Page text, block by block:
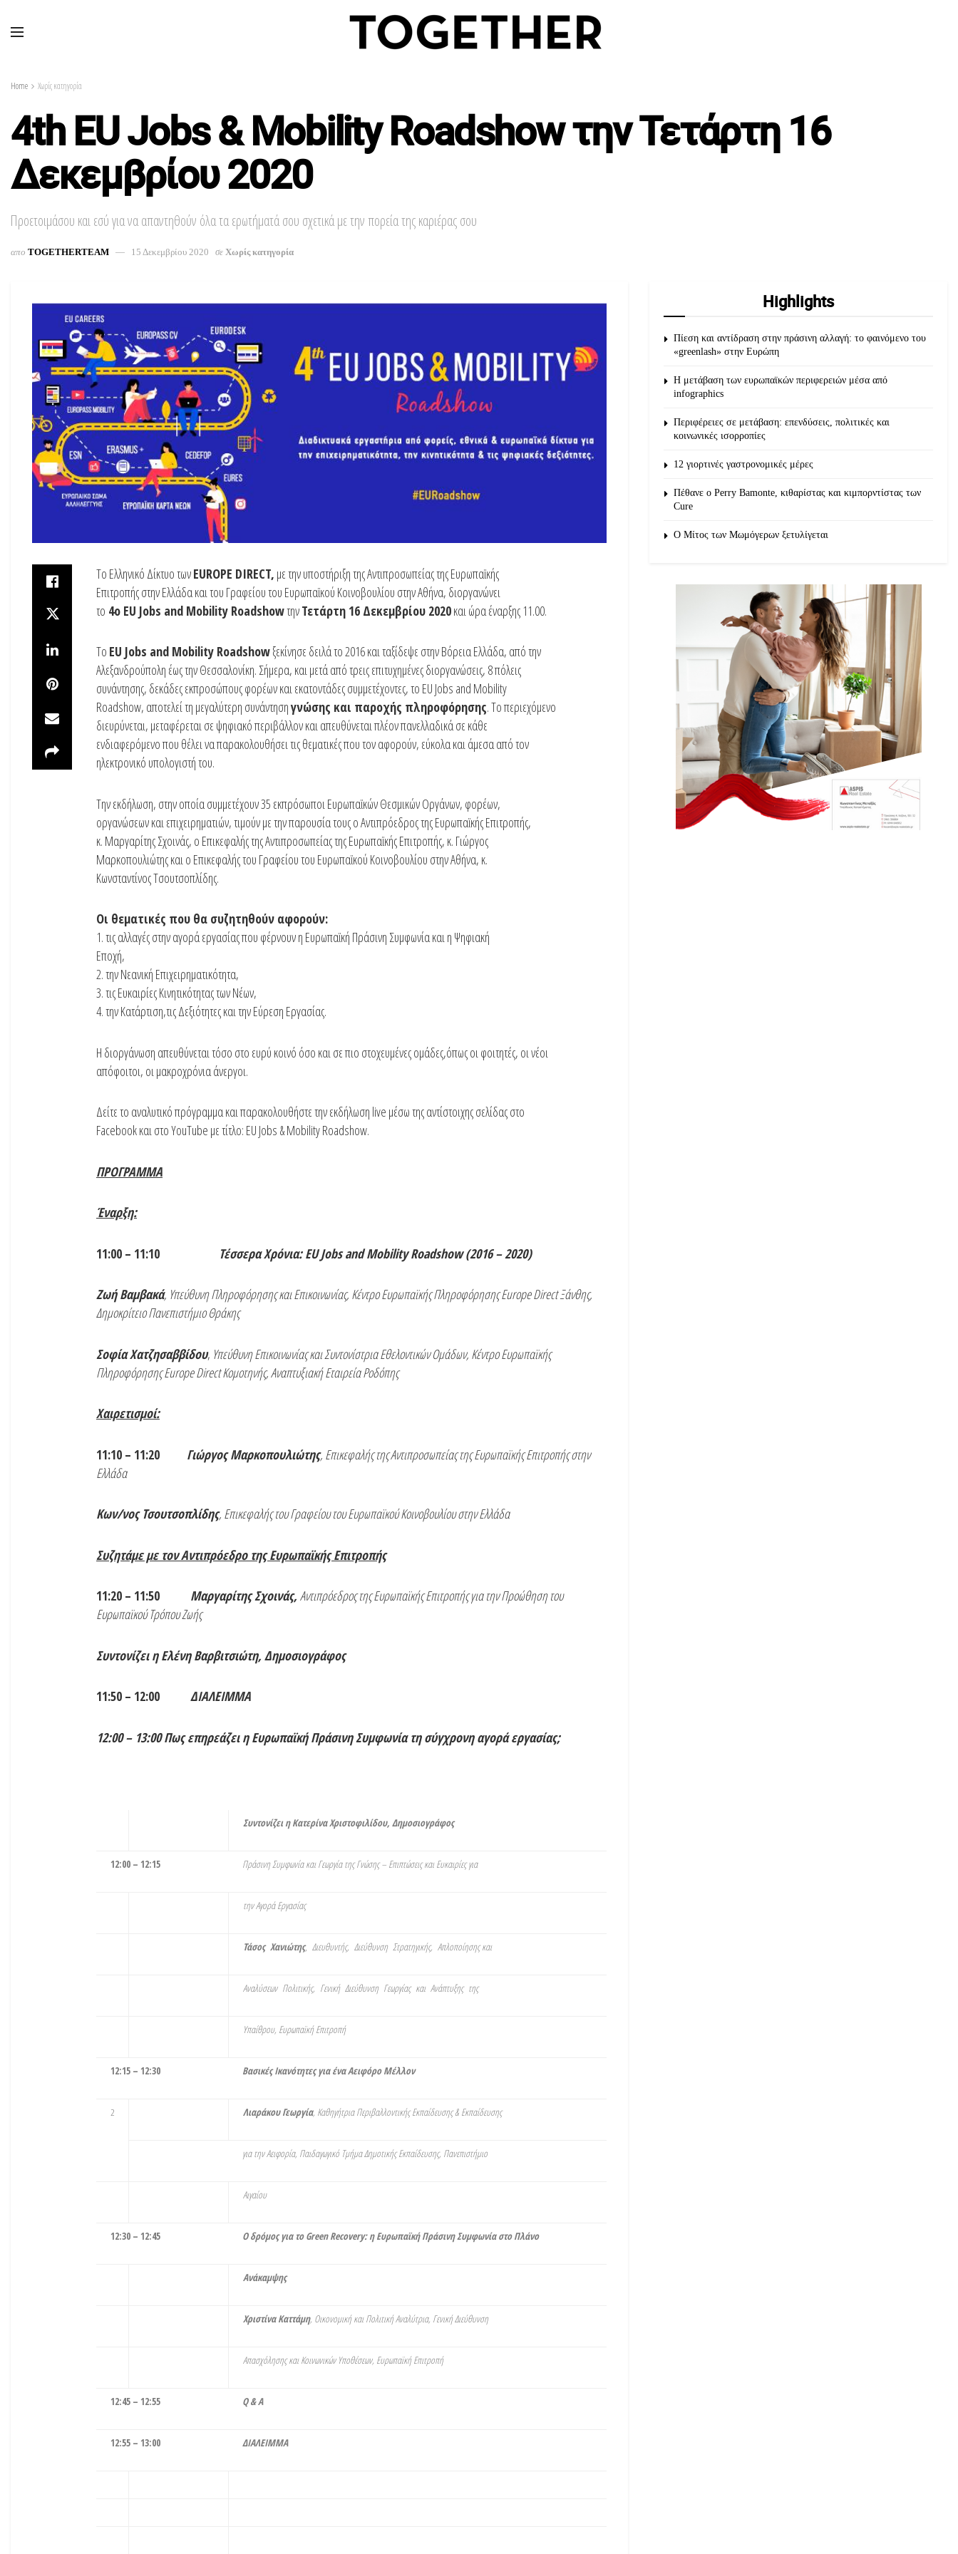
Home Χωρίς κατηγορία
4th EU Jobs & Mobility Roadshow την Τετάρτη 16
Δεκεμβρίου 2020
Προετοιμάσου και εσύ για να απαντηθούν όλα τα ερωτήματά σου σχετικά με την πορεία της καριέρας σου
απο TOGETHERTEAM 15 Δεκεμβρίου 2020 σε Χωρίς κατηγορία
Το Ελληνικό Δίκτυο τωνEUROPE DIRECT, με την υποστήριξη της Αντιπροσωπείας της Ευρωπαϊκής
Επιτροπής στην Ελλάδα και του Γραφείου του Ευρωπαϊκού Κοινοβουλίου στην Αθήνα, διοργανώνει
το 4ο EU Jobs and Mobility RoadshowτηνΤετάρτη 16 Δεκεμβρίου 2020και ώρα έναρξης 11.00.
Το EU Jobs and Mobility Roadshowξεκίνησε δειλά το 2016 και ταξίδεψε στην Βόρεια Ελλάδα, από την
Αλεξανδρούπολη έως την Θεσσαλονίκη. Σήμερα, και μετά από τρεις επιτυχημένες διοργανώσεις, 8 πόλεις
συνάντησης, δεκάδες εκπροσώπους φορέων και εκατοντάδες συμμετέχοντες, το EU Jobs and Mobility
Roadshow, αποτελεί τη μεγαλύτερη συνάντησηγνώσης και παροχής πληροφόρησης. Tο περιεχόμενο
διευρύνεται, μεταφέρεται σε ψηφιακό περιβάλλον και απευθύνεται πλέον πανελλαδικά σε κάθε
ενδιαφερόμενο που θέλει να παρακολουθήσει τις θεματικές που τον αφορούν, εύκολα και άμεσα από τον
ηλεκτρονικό υπολογιστή του.
Την εκδήλωση, στην οποία συμμετέχουν 35 εκπρόσωποι Ευρωπαϊκών Θεσμικών Οργάνων, φορέων,
οργανώσεων και επιχειρηματιών, τιμούν με την παρουσία τους ο Αντιπρόεδρος της Ευρωπαϊκής Επιτροπής,
κ. Μαργαρίτης Σχοινάς, ο Επικεφαλής της Αντιπροσωπείας της Ευρωπαϊκής Επιτροπής, κ. Γιώργος
Μαρκοπουλιώτης και ο Επικεφαλής του Γραφείου του Ευρωπαϊκού Κοινοβουλίου στην Αθήνα, κ.
Κωνσταντίνος Τσουτσοπλίδης.
Οι θεματικές που θα συζητηθούν αφορούν:
1. τις αλλαγές στην αγορά εργασίας που φέρνουν η Ευρωπαϊκή Πράσινη Συμφωνία και η Ψηφιακή
Εποχή,
2. την Νεανική Επιχειρηματικότητα,
3. τις Ευκαιρίες Κινητικότητας των Νέων,
4. την Κατάρτιση,τις Δεξιότητες και την Εύρεση Εργασίας.
Η διοργάνωση απευθύνεται τόσο στο ευρύ κοινό όσο και σε πιο στοχευμένες ομάδες,όπως οι φοιτητές, οι νέοι
απόφοιτοι, οι μακροχρόνια άνεργοι.
Δείτε το αναλυτικό πρόγραμμα και παρακολουθήστε την εκδήλωση live μέσω της αντίστοιχης σελίδας στο
Facebook και στο YouTube με τίτλο: EU Jobs & Mobility Roadshow.
ΠΡΟΓΡΑΜΜΑ
Έναρξη:
11:00 – 11:10 Τέσσερα Χρόνια: EU Jobs and Mobility Roadshow (2016 – 2020)
Ζωή Βαμβακά, Υπεύθυνη Πληροφόρησης και Επικοινωνίας, Κέντρο Ευρωπαϊκής Πληροφόρησης Εurope Direct Ξάνθης,
Δημοκρίτειο Πανεπιστήμιο Θράκης
Σοφία Χατζησαββίδου, Υπεύθυνη Επικοινωνίας και Συντονίστρια Εθελοντικών Ομάδων, Κέντρο Ευρωπαϊκής
Πληροφόρησης Εurope Direct Κομοτηνής, Αναπτυξιακή Εταιρεία Ροδόπης
Χαιρετισμοί:
11:10 – 11:20 Γιώργος Μαρκοπουλιώτης, Επικεφαλής της Αντιπροσωπείας της Ευρωπαϊκής Επιτροπής στην
Ελλάδα
Κων/νος Τσουτσοπλίδης, Επικεφαλής του Γραφείου του Ευρωπαϊκού Κοινοβουλίου στην Ελλάδα
Συζητάμε με τον Αντιπρόεδρο της Ευρωπαϊκής Επιτροπής
11:20 – 11:50 Μαργαρίτης Σχοινάς, Αντιπρόεδρος της Ευρωπαϊκής Επιτροπής για την Προώθηση του
Ευρωπαϊκού Τρόπου Ζωής
Συντονίζει η Ελένη Βαρβιτσιώτη, Δημοσιογράφος
11:50 – 12:00 ΔΙΑΛΕΙΜΜΑ
12:00 – 13:00Πως επηρεάζει η Ευρωπαϊκή Πράσινη Συμφωνία τη σύγχρονη αγορά εργασίας;
Συντονίζει η Κατερίνα Χριστοφιλίδου, Δημοσιογράφος
12:00 – 12:15 Πράσινη Συμφωνία και Γεωργία της Γνώσης – Επιπτώσεις και Ευκαιρίες για
την Αγορά Εργασίας
Τάσος Χανιώτης, Διευθυντής, Διεύθυνση Στρατηγικής, Απλοποίησης και
Αναλύσεων Πολιτικής, Γενική Διεύθυνση Γεωργίας και Ανάπτυξης της
Υπαίθρου, Ευρωπαϊκή Επιτροπή
12:15 – 12:30 Βασικές Ικανότητες για ένα Αειφόρο Μέλλον
2 Λιαράκου Γεωργία, Καθηγήτρια Περιβαλλοντικής Εκπαίδευσης & Εκπαίδευσης
για την Αειφορία, Παιδαγωγικό Τμήμα Δημοτικής Εκπαίδευσης, Πανεπιστήμιο
Αιγαίου
12:30 – 12:45 Ο δρόμος για το Green Recovery: η Ευρωπαϊκή Πράσινη Συμφωνία στο Πλάνο
Ανάκαμψης
Χριστίνα Καττάμη, Οικονομική και Πολιτική Αναλύτρια, Γενική Διεύθυνση
Απασχόλησης και Κοινωνικών Υποθέσεων, Ευρωπαϊκή Επιτροπή
12:45 – 12:55 Q & A
12:55 – 13:00 ΔΙΑΛΕΙΜΜΑ
Highlights
Πίεση και αντίδραση στην πράσινη αλλαγή: το φαινόμενο του
«greenlash» στην Ευρώπη
Η μετάβαση των ευρωπαϊκών περιφερειών μέσα από
infographics
Περιφέρειες σε μετάβαση: επενδύσεις, πολιτικές και
κοινωνικές ισορροπίες
12 γιορτινές γαστρονομικές μέρες
Πέθανε ο Perry Bamonte, κιθαρίστας και κιμπορντίστας των
Cure
O Μίτος των Μωμόγερων ξετυλίγεται